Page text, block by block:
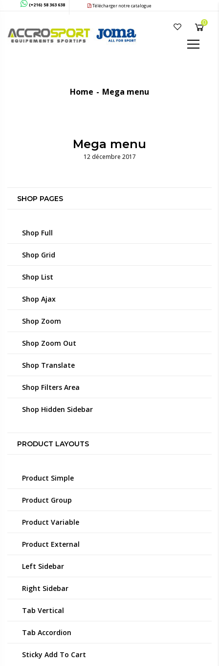
(+216) 58 363 638 Télécharger notre catalogue
0
Home Mega menu
Mega menu
12 décembre 2017
SHOP PAGES
Shop Full
Shop Grid
Shop List
Shop Ajax
Shop Zoom
Shop Zoom Out
Shop Translate
Shop Filters Area
Shop Hidden Sidebar
PRODUCT LAYOUTS
Product Simple
Product Group
Product Variable
Product External
Left Sidebar
Right Sidebar
Tab Vertical
Tab Accordion
Sticky Add To Cart